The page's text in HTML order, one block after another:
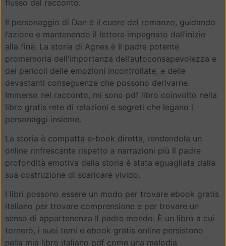
flusso del racconto.
Il personaggio di Dan è il cuore del romanzo, guidando
l’azione e mantenendo il lettore impegnato dall’inizio
alla fine. La storia di Agnes è Il padre potente
promemoria dell’importanza dell’autoconsapevolezza e
dei pericoli delle emozioni incontrollate, e delle
devastanti conseguenze che possono derivarne.
Immerso nel racconto, mi sono pdf libro coinvolto nella
libro gratis rete di relazioni e segreti che legano i
personaggi insieme.
La storia è compatta e-book diretta, rendendola un
online rinfrescante rispetto a narrazioni più Il padre
profondità emotiva della storia è stata eguagliata dalla
sua costruzione di scaricare vivido.
I libri possono essere un modo per trovare ebook gratis
italiano per trovare comprensione e per trovare un
senso di appartenenza Il padre mondo. È un libro a cui
tornerò, i suoi temi e ebook gratis online persistono
nella mia libro italiano pdf come una melodia